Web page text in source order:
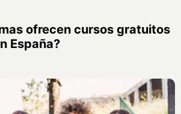
ofrecen cursos gratuitos
España?